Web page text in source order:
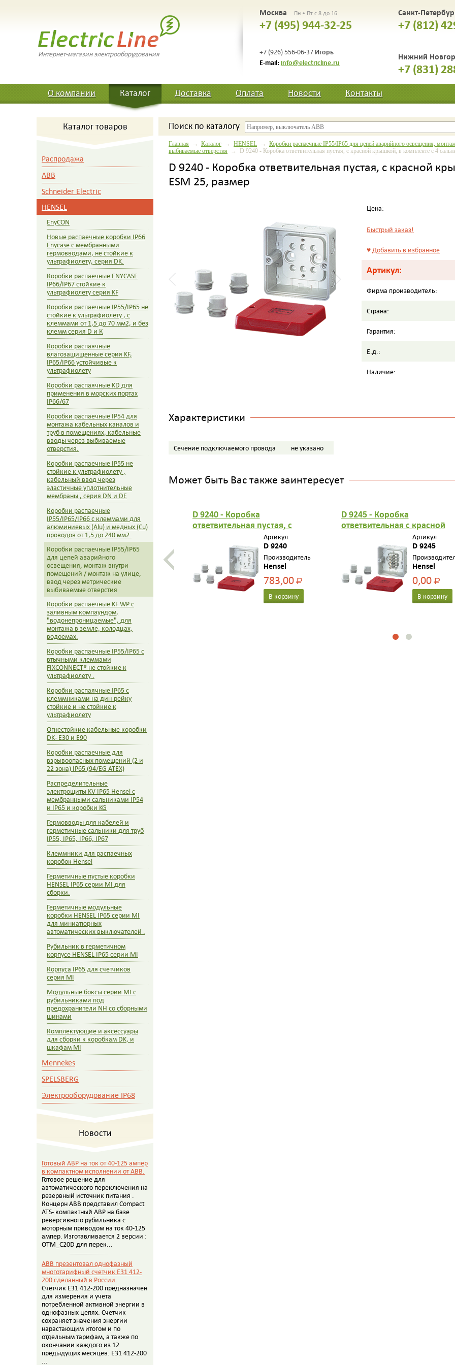
Интернет-магазин электрооборудования
Москва Пн • Пт с 8 до 16
+7 (495) 944-32-25
+7 (926) 556-06-37 Игорь
E-mail: info@electricline.ru
Санкт-
+7 (812)
Нижний
+7 (831)
О компании Каталог Доставка Оплата Новости Контакты
Каталог товаров
Распродажа
ABB
Schneider Electric
HENSEL
EnyCON
Новые распаечные коробки IP66
Enycase с мембранными
гермовводами, не стойкие к
ультрафиолету, серия DK.
Коробки распаечные ENYCASE
IP66/IP67 стойкие к
ультрафиолету серия KF
Коробки распаечные IP55/IP65 не
стойкие к ультрафиолету , с
клеммами от 1,5 до 70 мм2, и без
клемм серия D и К
Коробки распаячные
влагозащищенные серия KF,
IP65/IP66 устойчивые к
ультрафиолету
Коробки распаячные KD для
применения в морских портах
IP66/67
Коробки распаечные IP54 для
монтажа кабельных каналов и
труб в помещениях, кабельные
вводы через выбиваемые
отверстия.
Коробки распаечные IP55 не
стойкие к ультрафиолету ,
кабельный ввод через
эластичные уплотнительные
мембраны , серия DN и DE
Коробки распаечные
IP55/IP65/IP66 с клеммами для
алюминиевых (Alu) и медных (Cu)
проводов от 1,5 до 240 мм2.
Коробки распаечные IP55/IP65
для цепей аварийного
освещения, монтаж внутри
помещений / монтаж на улице,
ввод через метрические
выбиваемые отверстия
Коробки распаечные KF WP с
заливным компаундом,
"водонепроницаемые", для
монтажа в земле, колодцах,
водоемах.
Коробки распаечные IP55/IP65 с
втычными клеммами
FIXCONNECT® не стойкие к
ультрафиолету .
Коробки распаячные IP65 с
клеммниками на дин-рейку
стойкие и не стойкие к
ультрафиолету
Огнестойкие кабельные коробки
DK- E30 и E90
Коробки распаечные для
взрывоопасных помещений (2 и
22 зона) IP65 (94/EG ATEX)
Распределительные
электрощиты KV IP65 Hensel c
мембранными сальниками IP54
и IP65 и коробки KG
Гермовводы для кабелей и
герметичные сальники для труб
IP55, IP65, IP66, IP67
Клеммники для распаечных
коробок Hensel
Герметичные пустые коробки
HENSEL IP65 серии MI для
сборки.
Герметичные модульные
коробки HENSEL IP65 серии MI
для миниатюрных
автоматических выключателей .
Рубильник в герметичном
корпусе HENSEL IP65 серии MI
Корпуса IP65 для счетчиков
серия MI
Модульные боксы серии MI c
рубильниками под
предохранители NH со сборными
шинами
Комплектующие и аксессуары
для сборки к коробкам DK, и
шкафам MI
Mennekes
SPELSBERG
Электрооборудование IP68
Новости
Готовый АВР на ток от 40-125 ампер
в компактном исполнении от АВВ.
Готовое решение для
автоматического переключения на
резервный источник питания .
Концерн АВВ представил Compact
ATS- компактный АВР на базе
реверсивного рубильника с
моторным приводом на ток 40-125
ампер. Изготавливается 2 версии :
OTM_C20D для перек...
ABB презентовал однофазный
многотарифный счетчик E31 412-
200 сделанный в России.
Счетчик E31 412-200 предназначен
для измерения и учета
потребленной активной энергии в
однофазных цепях. Счетчик
сохраняет значения энергии
нарастающим итогом и по
отдельным тарифам, а также по
окончании каждого из 12
предыдущих месяцев. E31 412-200
...
Поиск по каталогу
Главная → Каталог → HENSEL → Коробки распаечные IP55/IP65 для цепей аварийного освещения,
выбиваемые отверстия → D 9240 - Коробка ответвительная пустая, с красной крышкой, в комплекте с 4
D 9240 - Коробка ответвительная пустая, с красной
ESM 25, размер
Цена:
Быстрый заказ!
♥Добавить в избранное
Артикул:
Фирма производитель:
Страна:
Гарантия:
Е.д.:
Наличие:
Характеристики
Сечение подключаемого провода не указано
Может быть Вас также заинтересует
D 9240 - Коробка
ответвительная пустая, с
красной крышкой, в
комплекте с 4 сальниками
ESM 25, размер
Артикул
D 9240
Производитель
Hensel
783,00Р
В корзину
D 9245 - Коробка
ответвительная с красной
крышкой, в комплекте с 4
сальниками ESM 25, размер
Артикул
D 9245
Hensel
0,00Р
В корзину